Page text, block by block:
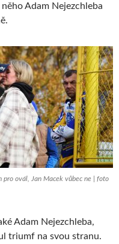
Adam Nejezchleba
pro ovál, Jan Macek vůbec ne | foto
Adam Nejezchleba,
triumf na svou stranu.